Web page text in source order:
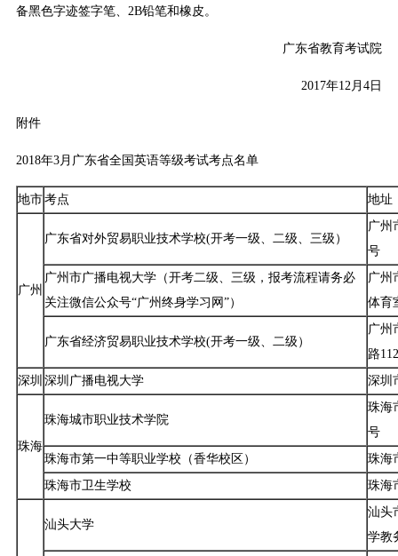
备黑色字迹签字笔、2B铅笔和橡皮。
广东省教育考试院
2017年12月4日
附件
2018年3月广东省全国英语等级考试考点名单
地市考点 地址
广州
广东省对外贸易职业技术学校(开考一级、二级、三级）
广州
号
广州市广播电视大学（开考二级、三级，报考流程请务必
关注微信公众号“广州终身学习网”）
广州
体育
广东省经济贸易职业技术学校(开考一级、二级）
广州
路
深圳 深圳广播电视大学 深圳
珠海
珠海城市职业技术学院
珠海
号
珠海市第一中等职业学校（香华校区）
珠海
珠海市卫生学校
珠海
汕头大学
汕头
学教